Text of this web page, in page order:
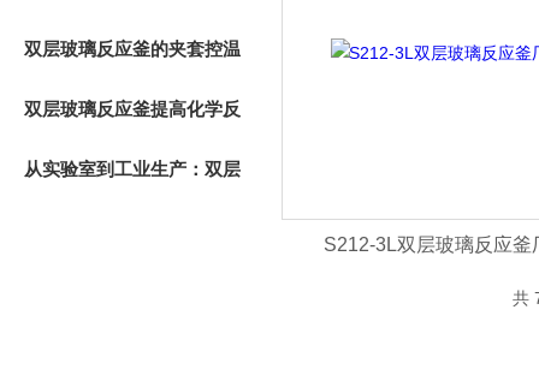
混合机制
别，化工实验该如何挑选
双层玻璃反应釜的夹套控温
原理与实战技巧
双层玻璃反应釜提高化学反
应控制精度与安全性
从实验室到工业生产：双层
S212-3L双层玻璃反应釜
共